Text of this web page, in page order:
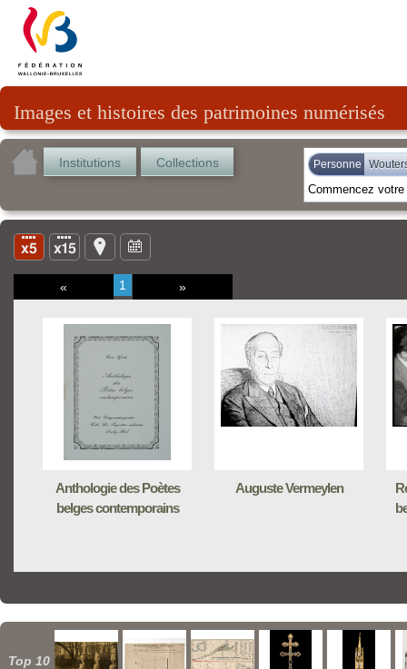
Images et histoires des patrimoines numérisés
Institutions Collections Personne
« 1 »
Anthologie des Poètes
belges contemporains
Auguste Vermeylen
Top 10